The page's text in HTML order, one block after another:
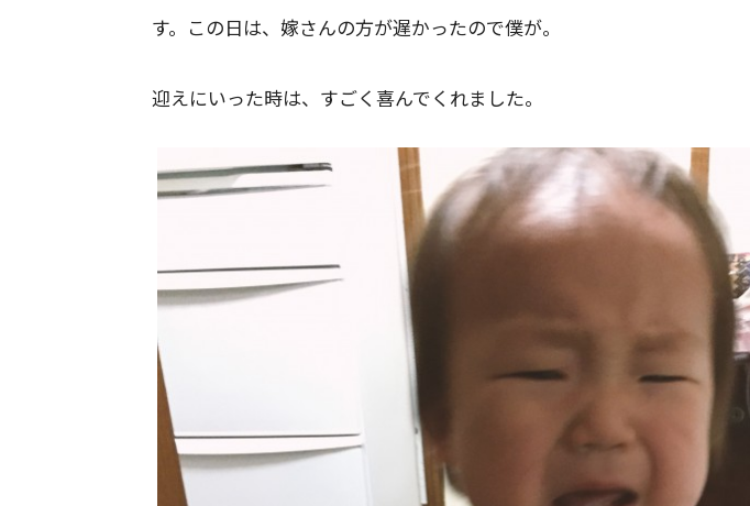
す。この日は、嫁さんの方が遅かったので僕が。
迎えにいった時は、すごく喜んでくれました。